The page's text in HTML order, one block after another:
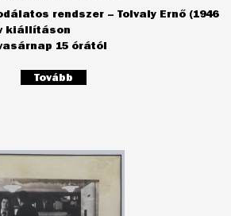
rendszer – Tolvaly Ernő (1946
kiállításon
15 órától
Tovább